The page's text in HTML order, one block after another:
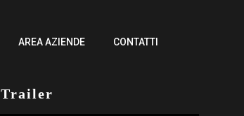
AREA AZIENDE CONTATTI
Trailer